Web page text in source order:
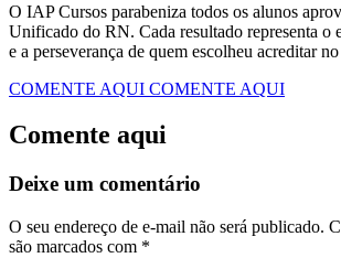
O IAP Cursos parabeniza todos os alunos
Unificado do RN. Cada resultado representa o
e a perseverança de quem escolheu acreditar
COMENTE AQUI COMENTE AQUI
Comente aqui
Deixe um comentário
O seu endereço de e-mail não será publicado.
são marcados com *